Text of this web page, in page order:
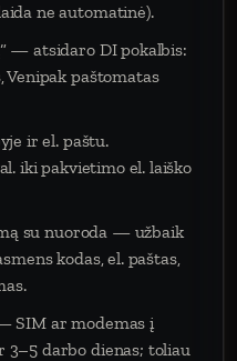
ne automatinė).
— atsidaro DI pokalbis:
Venipak paštomatas
ir el. paštu.
iki pakvietimo el. laiško
su nuoroda — užbaik
kodas, el. paštas,
SIM ar modemas į
3–5 darbo dienas; toliau